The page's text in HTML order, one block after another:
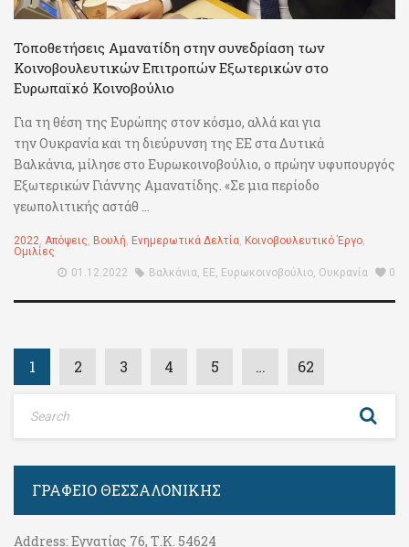
Τοποθετήσεις Αμανατίδη στην συνεδρίαση των
Κοινοβουλευτικών Επιτροπών Εξωτερικών στο
Ευρωπαϊκό Κοινοβούλιο
Για τη θέση της Ευρώπης στον κόσμο, αλλά και για
την Ουκρανία και τη διεύρυνση της ΕΕ στα Δυτικά
Βαλκάνια, μίλησε στο Ευρωκοινοβούλιο, ο πρώην υφυπουργός
Εξωτερικών Γιάννης Αμανατίδης. «Σε μια περίοδο
γεωπολιτικής αστάθ ...
2022 Απόψεις Βουλή Ενημερωτικά Δελτία Κοινοβουλευτικό Έργο
Ομιλίες
01.12.2022
Βαλκάνια ΕΕ Ευρωκοινοβούλιο Ουκρανία 0
1 2 3 4 5 … 62
ΓΡΑΦΕΊΟ ΘΕΣΣΑΛΟΝΊΚΗΣ
Address: Εγνατίας 76, Τ.Κ. 54624